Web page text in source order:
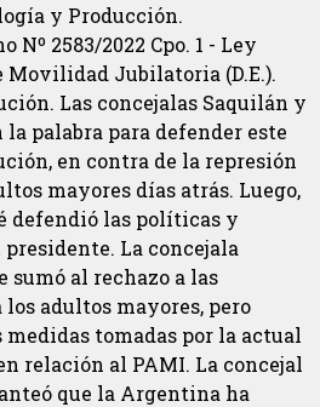
y Producción.
2583/2022 Cpo. 1 - Ley
Movilidad Jubilatoria (D.E.).
Las concejalas Saquilán y
palabra para defender este
en contra de la represión
mayores días atrás. Luego,
defendió las políticas y
La concejala
sumó al rechazo a las
adultos mayores, pero
medidas tomadas por la actual
relación al PAMI. La concejal
que la Argentina ha